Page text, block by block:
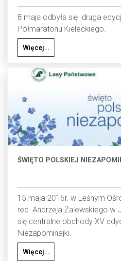
8 maja odbyła się druga
Półmaratonu Kieleckiego.
Więcej…
ŚWIĘTO POLSKIEJ
15 maja 2016r. w Leśnym
red. Andrzeja Zalewskiego w
się centralne obchody XV
Niezapominajki.
Więcej…